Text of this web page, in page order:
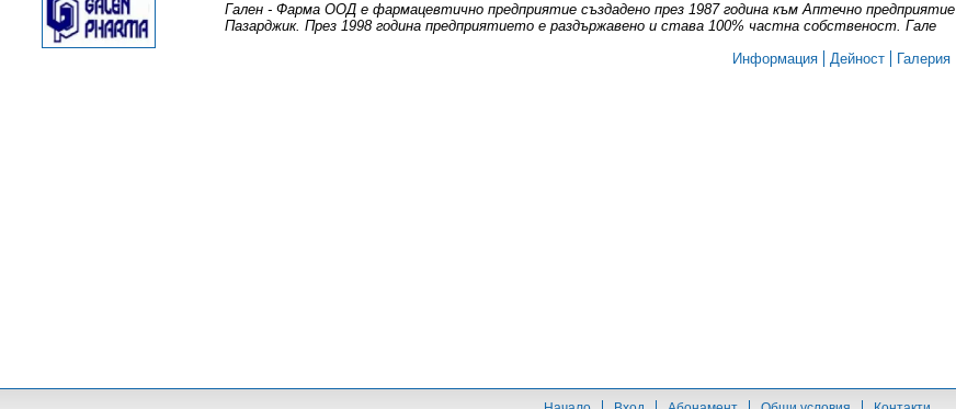
Гален - Фарма ООД е фармацевтично предприятие създадено през 1987 година към Аптечно предприятие
Пазарджик. През 1998 година предприятието е раздържавено и става 100% частна собственост. Гале
Информация
Дейност Галерия